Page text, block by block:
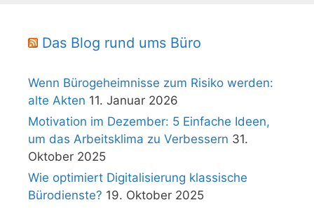
Das Blog rund ums Büro
Wenn Bürogeheimnisse zum Risiko werden:
alte Akten 11. Januar 2026
Motivation im Dezember: 5 Einfache Ideen,
um das Arbeitsklima zu Verbessern 31.
Oktober 2025
Wie optimiert Digitalisierung klassische
Bürodienste? 19. Oktober 2025